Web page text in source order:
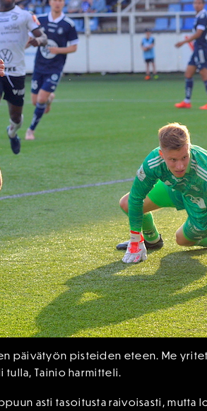
päivätyön pisteiden eteen. Me
tulla, Tainio harmitteli.
asti tasoitusta raivoisasti,